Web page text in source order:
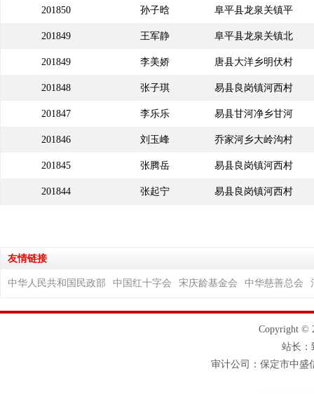
刘庄村
201850 孙子晗 阜平县龙泉关镇平
石头村
201849 王军静 阜平县龙泉关镇北
刘庄村
201849 李美娇 唐县大洋乡明伏村
201848 张子琪 易县良岗镇河西村
201847 李乐乐 易县甘河净乡甘河
净村
201846 刘玉峰 乔家河乡大岭沟村
201845 张腾岳 易县良岗镇河西村
201844 张起宁 易县良岗镇河西村
友情链接
中华人民共和国民政部 中国红十字会 宋庆龄基金会 中华慈善总会
Copyright ©
站长
审计公司：保定市中盛